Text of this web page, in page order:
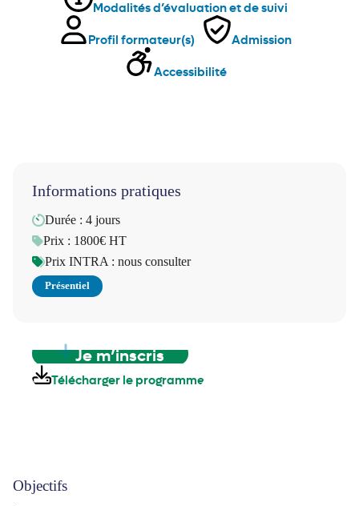
Modalités d’évaluation et de suivi
Profil formateur(s) Admission
Accessibilité
Informations pratiques
Durée : 4 jours
Prix : 1800€ HT
Prix INTRA : nous consulter
Présentiel
Je m’inscris
Télécharger le programme
Objectifs